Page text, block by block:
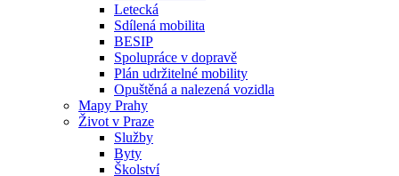
Letecká
Sdílená mobilita
BESIP
Spolupráce v dopravě
Plán udržitelné mobility
Opuštěná a nalezená vozidla
Mapy Prahy
Život v Praze
Služby
Byty
Školství